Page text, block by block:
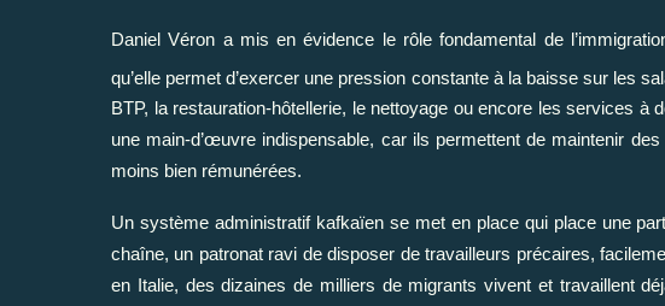
Daniel Véron a mis en évidence le rôle fondamental de
qu’elle permet d’exercer une pression constante à la baisse sur les
BTP, la restauration-hôtellerie, le nettoyage ou encore les services
une main-d’œuvre indispensable, car ils permettent de maintenir
moins bien rémunérées.
Un système administratif kafkaïen se met en place qui place une
chaîne, un patronat ravi de disposer de travailleurs précaires,
en Italie, des dizaines de milliers de migrants vivent et travaillent